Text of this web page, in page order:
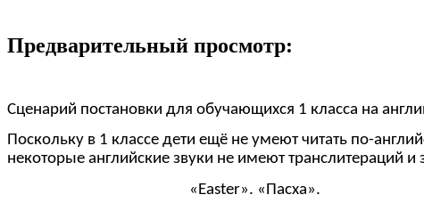
Предварительный просмотр:
Сценарий постановки для обучающихся 1 класса на
Поскольку в 1 классе дети ещё не умеют читать по-
некоторые английские звуки не имеют транслитераций
«Easter». «Пасха».